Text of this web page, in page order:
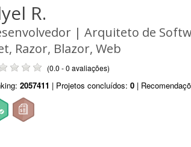
R.
| Arquiteto de
Razor, Blazor, Web
(0.0 - 0 avaliações)
2057411 | Projetos concluídos: 0 |